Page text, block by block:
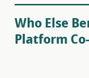
Who Else
Platform